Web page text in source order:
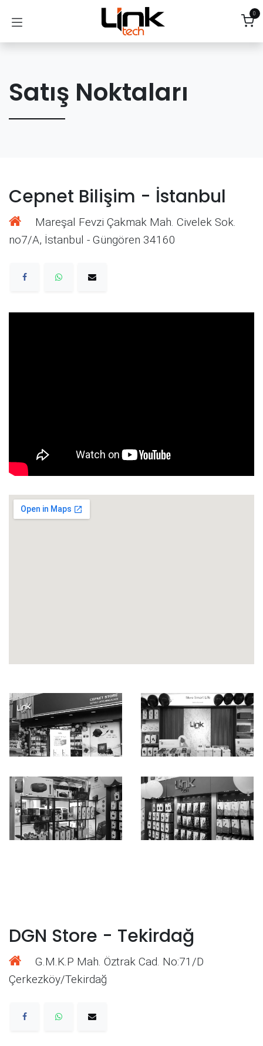
0
Satış Noktaları
Cepnet Bilişim - İstanbul
Mareşal Fevzi Çakmak Mah. Civelek Sok.
no7/A, İstanbul - Güngören 34160
DGN Store - Tekirdağ
G.M.K.P Mah. Öztrak Cad. No:71/D
Çerkezköy/Tekirdağ